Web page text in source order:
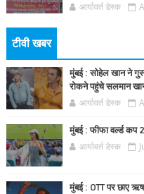
आर्यावर्त डेस्क
टीवी खबर
मुंबई : सोहेल खान ने
रोकने पहुंचे सलमान
आर्यावर्त डेस्क
मुंबई : फीफा वर्ल्ड कप
आर्यावर्त डेस्क
मुंबई : OTT पर छाए